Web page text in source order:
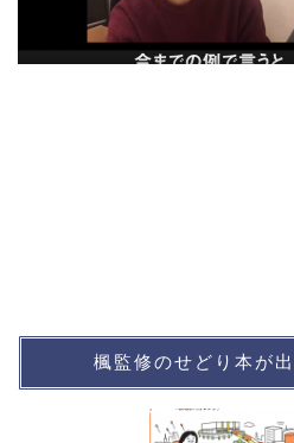
楓監修のせどり本が